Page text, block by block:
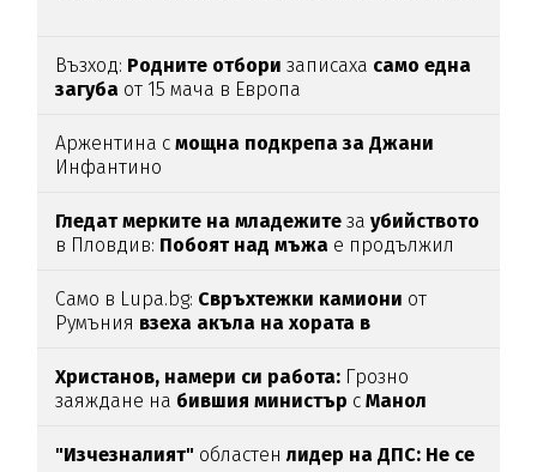
Възход: Родните отбори записаха само една
загуба от 15 мача в Европа
Аржентина смощна подкрепа за Джани
Инфантино
Гледат мерките на младежите за убийството
в Пловдив: Побоят над мъжа е продължил
Само в Lupa.bg: Свръхтежки камиони от
Румъния взеха акъла на хората в
Христанов, намери си работа: Грозно
заяждане на бившия министър сМанол
"Изчезналият" областен лидер на ДПС: Не се